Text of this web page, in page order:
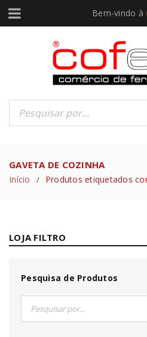
Bem-vindo à
GAVETA DE COZINHA
Início / Produtos etiquetados
LOJA FILTRO
Pesquisa de Produtos